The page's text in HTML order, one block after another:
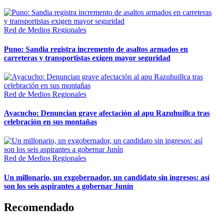
Red de Medios Regionales
Puno: Sandia registra incremento de asaltos armados en
carreteras y transportistas exigen mayor seguridad
Red de Medios Regionales
Ayacucho: Denuncian grave afectación al apu Razuhuillca tras
celebración en sus montañas
Red de Medios Regionales
Un millonario, un exgobernador, un candidato sin ingresos: así
son los seis aspirantes a gobernar Junín
Recomendado